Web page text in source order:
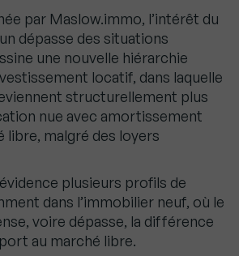
par Maslow.immo, l’intérêt du
dépasse des situations
une nouvelle hiérarchie
locatif, dans laquelle
structurellement plus
nue avec amortissement
libre, malgré des loyers
évidence plusieurs profils de
dans l’immobilier neuf, où le
voire dépasse, la différence
au marché libre.